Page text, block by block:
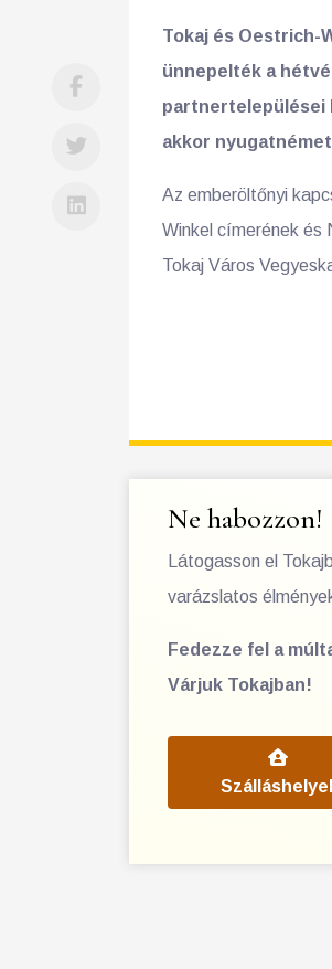
Tokaj és Oestrich-
ünnepelték a
partnertelepülései
akkor
Az emberöltőnyi
Winkel címerének és
Tokaj Város
Ne habozzon!
Látogasson el
varázslatos
Fedezze fel a
Várjuk Tokajban!